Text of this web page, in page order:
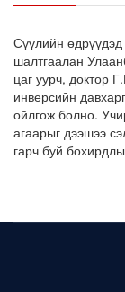
8
8
Сүүлийн
шалтгаалан
цаг уурч, доктор
инверсийн
ойлгож болно.
агаарыг дээшээ
гарч буй